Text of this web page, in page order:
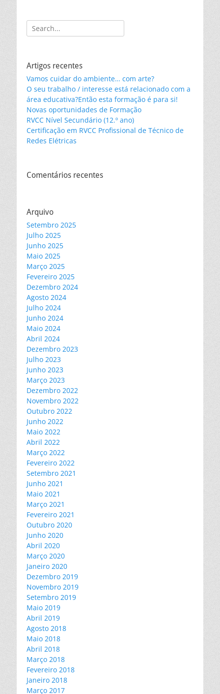
Search
for:
Artigos recentes
Vamos cuidar do ambiente… com arte?
O seu trabalho / interesse está relacionado com a
área educativa?Então esta formação é para si!
Novas oportunidades de Formação
RVCC Nível Secundário (12.º ano)
Certificação em RVCC Profissional de Técnico de
Redes Elétricas
Comentários recentes
Arquivo
Setembro 2025
Julho 2025
Junho 2025
Maio 2025
Março 2025
Fevereiro 2025
Dezembro 2024
Agosto 2024
Julho 2024
Junho 2024
Maio 2024
Abril 2024
Dezembro 2023
Julho 2023
Junho 2023
Março 2023
Dezembro 2022
Novembro 2022
Outubro 2022
Junho 2022
Maio 2022
Abril 2022
Março 2022
Fevereiro 2022
Setembro 2021
Junho 2021
Maio 2021
Março 2021
Fevereiro 2021
Outubro 2020
Junho 2020
Abril 2020
Março 2020
Janeiro 2020
Dezembro 2019
Novembro 2019
Setembro 2019
Maio 2019
Abril 2019
Agosto 2018
Maio 2018
Abril 2018
Março 2018
Fevereiro 2018
Janeiro 2018
Março 2017